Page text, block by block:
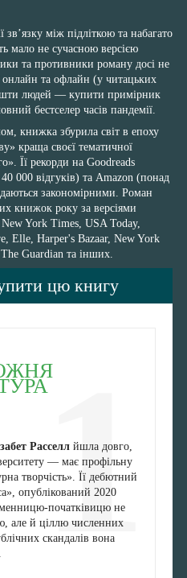
між підліткою та набагато
мало не сучасною версією
та противники роману досі не
онлайн та офлайн (у читацьких
людей — купити примірник
бестселер часів пандемії.
книжка збурила світ в епоху
краща своєї тематичної
Її рекорди на Goodreads
000 відгуків) та Amazon (понад
закономірними. Роман
книжок року за версіями
York Times, USA Today,
Elle, Harper's Bazaar, New York
Guardian та інших.
цю книгу
1
Расселл йшла довго,
— має профільну
творчість». Її дебютний
опублікований 2020
початківицю не
але й ціллю численних
скандалів вона